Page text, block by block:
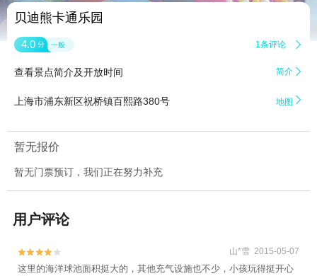
贝迪熊卡通乐园
4.0 分 一般 1条评论 
查看景点简介及开放时间 简介 
上海市浦东新区祝桥镇百熙路380号 地图 
暂无报价
暂无门票预订，我们正在努力补充
用户评论

 山*雪 2015-05-07
这里的海洋球池面积挺大的，其他充气设施也不少，小孩玩得挺开心